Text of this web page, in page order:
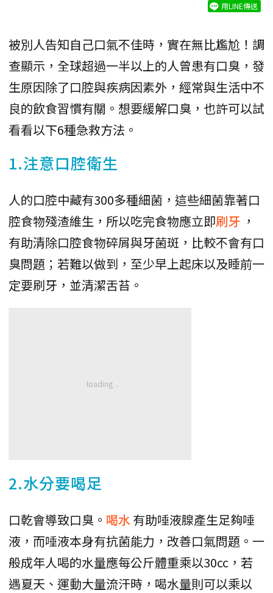
用LINE傳送
被別人告知自己口氣不佳時，實在無比尷尬！調
查顯示，全球超過一半以上的人曾患有口臭，發
生原因除了口腔與疾病因素外，經常與生活中不
良的飲食習慣有關。想要緩解口臭，也許可以試
看看以下6種急救方法。
1.注意口腔衛生
人的口腔中藏有300多種細菌，這些細菌靠著口
腔食物殘渣維生，所以吃完食物應立即刷牙 ，
有助清除口腔食物碎屑與牙菌斑，比較不會有口
臭問題；若難以做到，至少早上起床以及睡前一
定要刷牙，並清潔舌苔。
2.水分要喝足
口乾會導致口臭。 喝水有助唾液腺產生足夠唾
液，而唾液本身有抗菌能力，改善口氣問題。一
般成年人喝的水量應每公斤體重乘以30cc，若
遇夏天、運動大量流汗時，喝水量則可以乘以